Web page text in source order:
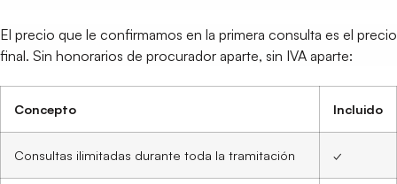
El precio que le confirmamos en la primera consulta es el precio
final. Sin honorarios de procurador aparte, sin IVA aparte:
Concepto Incluido
Consultas ilimitadas durante toda la tramitación ✓